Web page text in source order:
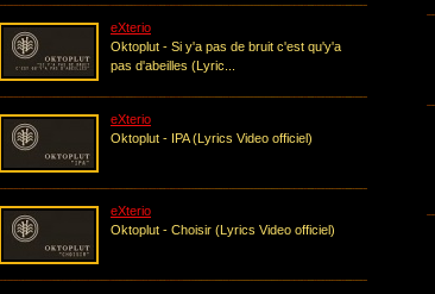
eXterio
Oktoplut - Si y'a pas de bruit c'est qu'y'a
pas d'abeilles (Lyric...
eXterio
Oktoplut - IPA (Lyrics Video officiel)
eXterio
Oktoplut - Choisir (Lyrics Video officiel)